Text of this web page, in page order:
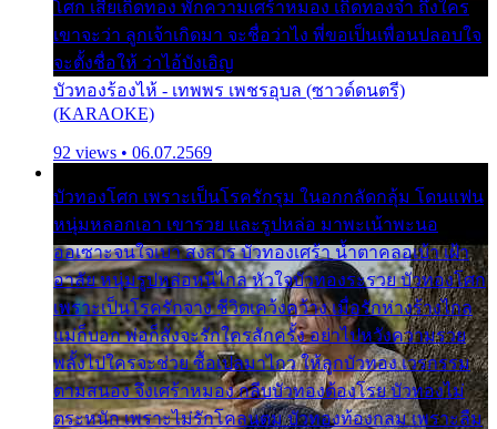
โศก เสียเถิดทอง พักความเศร้าหมอง เถิดทองจ๋า ถึงใคร
เขาจะว่า ลูกเจ้าเกิดมา จะชื่อว่าไง พี่ขอเป็นเพื่อนปลอบใจ
จะตั้งชื่อให้ ว่าไอ้บังเอิญ
บัวทองร้องไห้ - เทพพร เพชรอุบล (ซาวด์ดนตรี)
(KARAOKE)
92 views • 06.07.2569
บัวทองโศก เพราะเป็นโรครักรุม ในอกกลัดกลุ้ม โดนแฟน
หนุ่มหลอกเอา เขารวย และรูปหล่อ มาพะเน้าพะนอ
ออเซาะจนใจเบา สงสาร บัวทองเศร้า น้ำตาคลอเบ้า เฝ้า
อาลัย หนุ่มรูปหล่อหนีไกล หัวใจบัวทองระรวย บัวทองโศก
เพราะเป็นโรครักจาง ชีวิตเคว้งคว้าง เมื่อรักห่างร้างไกล
แม่ก็บอก พ่อก็สั่งจะรักใครสักครั้ง อย่าไปหวังความรวย
พลั้งไปใครจะช่วย ซื้อเปลมาไกว ให้ลูกบัวทอง เวรกรรม
ตามสนอง จึงเศร้าหมอง กลีบบัวทองต้องโรย บัวทองไม่
ตระหนัก เพราะไม่รักโคลนตม บัวทองท้องกลม เพราะลืม